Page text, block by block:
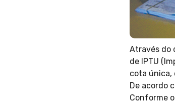
Através do
de IPTU
cota única,
De acordo
Conforme